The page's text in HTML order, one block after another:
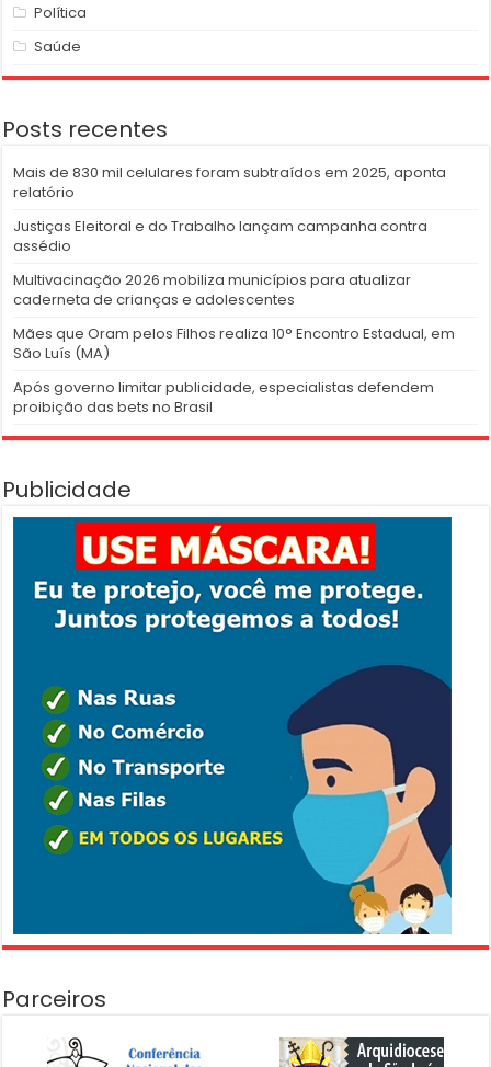
Política
Saúde
Posts recentes
Mais de 830 mil celulares foram subtraídos em 2025, aponta
relatório
Justiças Eleitoral e do Trabalho lançam campanha contra
assédio
Multivacinação 2026 mobiliza municípios para atualizar
caderneta de crianças e adolescentes
Mães que Oram pelos Filhos realiza 10° Encontro Estadual, em
São Luís (MA)
Após governo limitar publicidade, especialistas defendem
proibição das bets no Brasil
Publicidade
Parceiros